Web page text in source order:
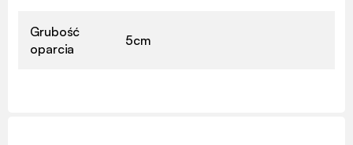
Grubość
oparcia
5cm